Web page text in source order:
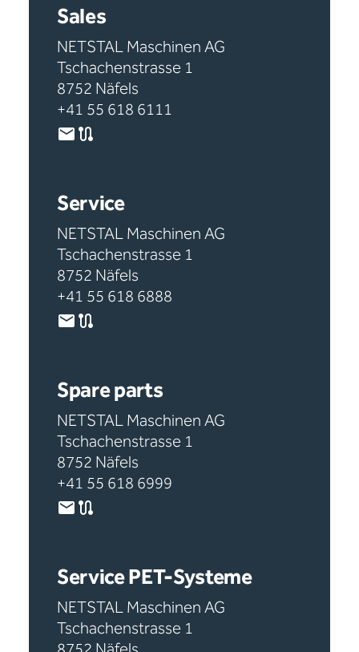
Sales
NETSTAL Maschinen AG
Tschachenstrasse 1
8752 Näfels
+41 55 618 6111
Service
NETSTAL Maschinen AG
Tschachenstrasse 1
8752 Näfels
+41 55 618 6888
Spare parts
NETSTAL Maschinen AG
Tschachenstrasse 1
8752 Näfels
+41 55 618 6999
Service PET-Systeme
NETSTAL Maschinen AG
Tschachenstrasse 1